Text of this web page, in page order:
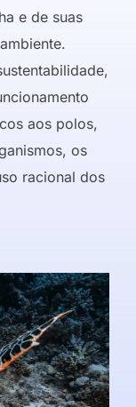
e de suas
aos polos,
os
racional dos